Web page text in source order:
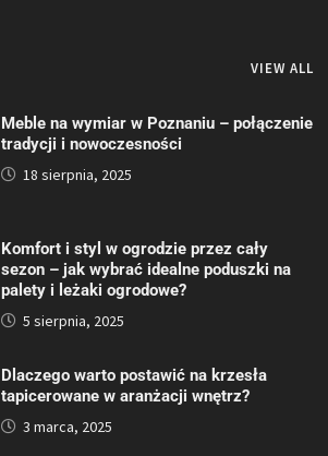
VIEW ALL
Meble na wymiar w Poznaniu – połączenie
tradycji i nowoczesności
18 sierpnia, 2025
Komfort i styl w ogrodzie przez cały
sezon – jak wybrać idealne poduszki na
palety i leżaki ogrodowe?
5 sierpnia, 2025
Dlaczego warto postawić na krzesła
tapicerowane w aranżacji wnętrz?
3 marca, 2025